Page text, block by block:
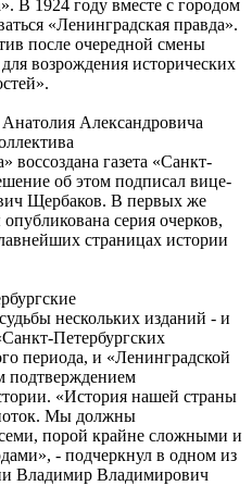
В 1924 году вместе с городом
«Ленинградская правда».
после очередной смены
возрождения исторических
Александровича
воссоздана газета «Санкт-
об этом подписал вице-
Щербаков. В первых же
серия очерков,
страницах истории
нескольких изданий - и
Петербургских
периода, и «Ленинградской
подтверждением
«История нашей страны
Мы должны
порой крайне сложными и
- подчеркнул в одном из
Владимир Владимирович